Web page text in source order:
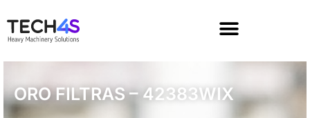
ORO FILTRAS – 42383WIX